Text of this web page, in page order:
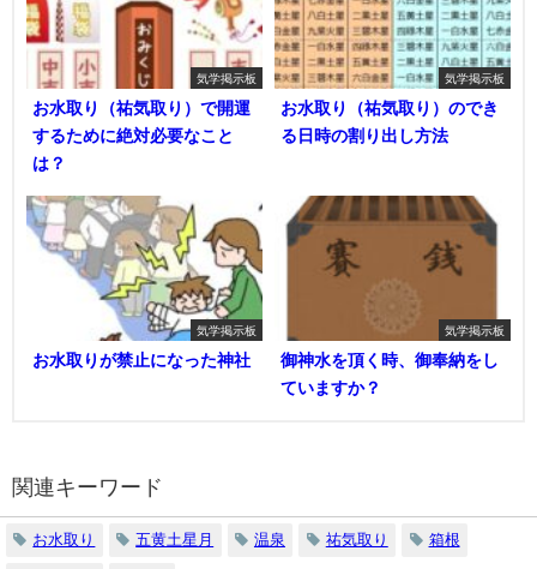
気学掲示板
お水取り（祐気取り）で開運
するために絶対必要なこと
は？
気学掲示板
お水取り（祐気取り）のでき
る日時の割り出し方法
気学掲示板
お水取りが禁止になった神社
気学掲示板
御神水を頂く時、御奉納をし
ていますか？
関連キーワード
お水取り 五黄土星月 温泉 祐気取り 箱根